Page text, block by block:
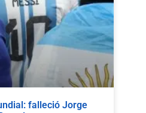
falleció Jorge